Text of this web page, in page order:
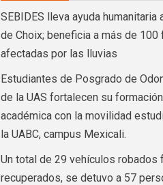
SEBIDES lleva ayuda humanitaria
de Choix; beneficia a más de 100
afectadas por las lluvias
Estudiantes de Posgrado de
de la UAS fortalecen su formación
académica con la movilidad
la UABC, campus Mexicali.
Un total de 29 vehículos robados
recuperados, se detuvo a 57